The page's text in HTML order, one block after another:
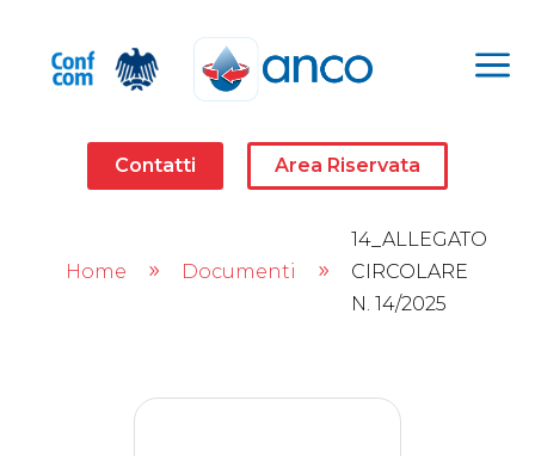
a
Contatti Area Riservata
Home 9 Documenti 9
14_ALLEGATO
CIRCOLARE
N. 14/2025